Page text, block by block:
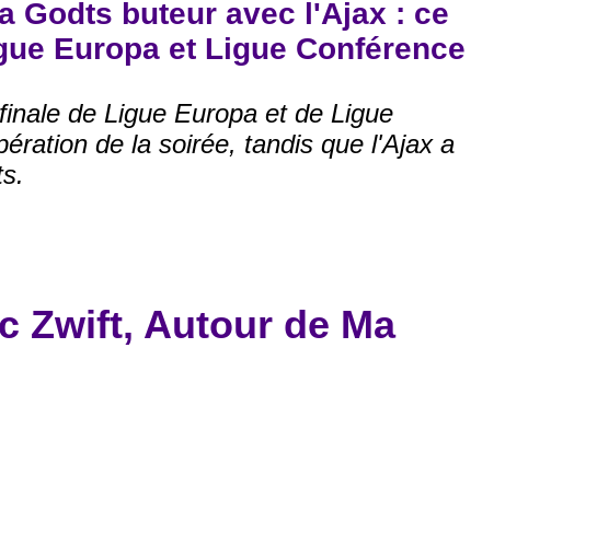
Godts buteur avec l'Ajax : ce
Europa et Ligue Conférence
de Ligue Europa et de Ligue
de la soirée, tandis que l'Ajax a
Zwift, Autour de Ma